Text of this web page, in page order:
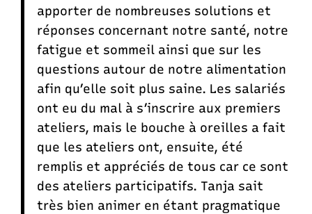
apporter de nombreuses solutions et
réponses concernant notre santé, notre
fatigue et sommeil ainsi que sur les
questions autour de notre alimentation
afin qu’elle soit plus saine. Les salariés
ont eu du mal à s’inscrire aux premiers
ateliers, mais le bouche à oreilles a fait
que les ateliers ont, ensuite, été
remplis et appréciés de tous car ce sont
des ateliers participatifs. Tanja sait
très bien animer en étant pragmatique